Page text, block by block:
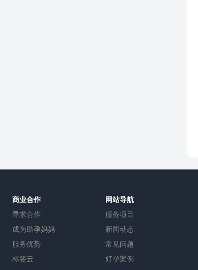
商业合作
寻求合作
成为助孕妈妈
服务优势
标签云
网站导航
服务项目
新闻动态
常见问题
好孕案例